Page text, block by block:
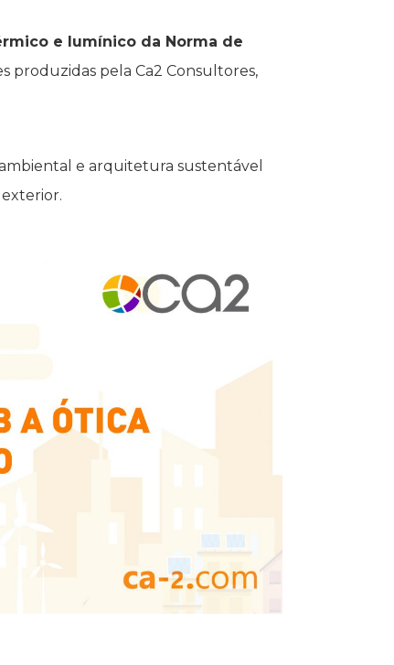
e lumínico da Norma de
produzidas pela Ca2 Consultores,
e arquitetura sustentável